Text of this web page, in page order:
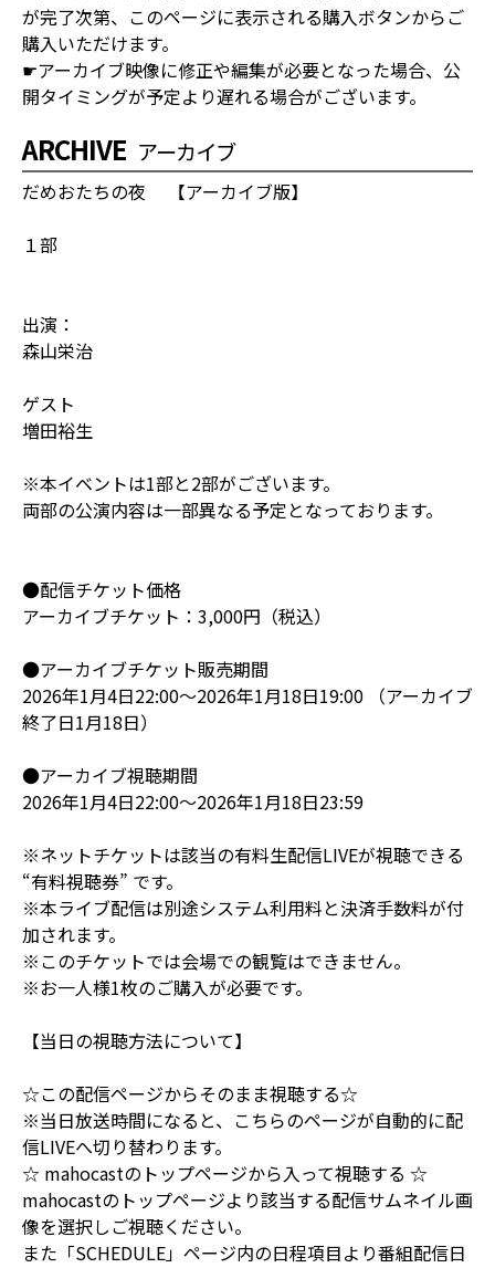
が完了次第、このページに表示される購入ボタンからご
購入いただけます。
☛アーカイブ映像に修正や編集が必要となった場合、公
開タイミングが予定より遅れる場合がございます。
ARCHIVE アーカイブ
だめおたちの夜 【アーカイブ版】
１部
出演：
森山栄治
ゲスト
増田裕生
※本イベントは1部と2部がございます。
両部の公演内容は一部異なる予定となっております。
●配信チケット価格
アーカイブチケット：3,000円（税込）
●アーカイブチケット販売期間
2026年1月4日22:00～2026年1月18日19:00 （アーカイブ
終了日1月18日）
●アーカイブ視聴期間
2026年1月4日22:00～2026年1月18日23:59
※ネットチケットは該当の有料生配信LIVEが視聴できる
“有料視聴券” です。
※本ライブ配信は別途システム利用料と決済手数料が付
加されます。
※このチケットでは会場での観覧はできません。
※お一人様1枚のご購入が必要です。
【当日の視聴方法について】
☆この配信ページからそのまま視聴する☆
※当日放送時間になると、こちらのページが自動的に配
信LIVEへ切り替わります。
☆ mahocastのトップページから入って視聴する ☆
mahocastのトップページより該当する配信サムネイル画
像を選択しご視聴ください。
また「SCHEDULE」ページ内の日程項目より番組配信日